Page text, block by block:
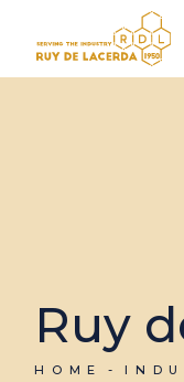
Ruy
HOME